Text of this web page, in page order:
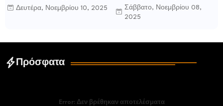
γράφει ο Δημήτρης Β.
Καρέλης
Δευτέρα, Νοεμβρίου 10, 2025
οχυρωμένη πόλη που
ιδρύθηκε από τους
Σάββατο, Νοεμβρίου 08,
2025
Πρόσφατα
Error: Δεν βρέθηκαν αποτελέσματα